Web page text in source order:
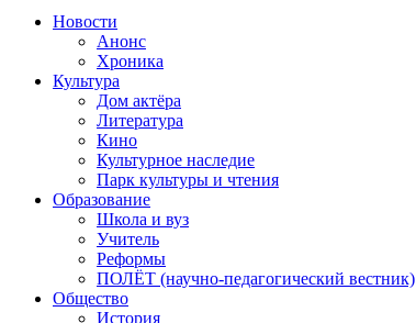
Новости
Анонс
Хроника
Культура
Дом актёра
Литература
Кино
Культурное наследие
Парк культуры и чтения
Образование
Школа и вуз
Учитель
Реформы
ПОЛЁТ (научно-педагогический вестник)
Общество
История